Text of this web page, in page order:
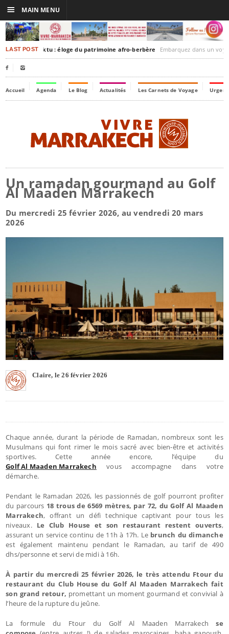
LAST POSTTimbuktu : éloge du patrimoine afro-berbère Embarquez dans un voyage culturel dans le
 
Accueil Agenda Le Blog Actualités Les Carnets de Voyage
Un ramadan gourmand au Golf
Al Maaden Marrakech
Du mercredi 25 février 2026, au vendredi 20 mars
2026
Claire, le 26 février 2026
Chaque année, durant la période de Ramadan, nombreux sont les
Musulmans qui font rimer le mois sacré avec bien-être et activités
sportives. Cette année encore, l’équipe du
Golf Al Maaden Marrakech vous accompagne dans votre
démarche.
Pendant le Ramadan 2026, les passionnés de golf pourront profiter
du parcours 18 trous de 6569 mètres, par 72, du Golf Al Maaden
Marrakech, offrant un défi technique captivant pour tous les
niveaux. Le Club House et son restaurant restent ouverts,
assurant un service continu de 11h à 17h. Le brunch du dimanche
est également maintenu pendant le Ramadan, au tarif de 490
dhs/personne et servi de midi à 16h.
À partir du mercredi 25 février 2026, le très attendu Ftour du
restaurant du Club House du Golf Al Maaden Marrakech fait
son grand retour, promettant un moment gourmand et convivial à
l’heure de la rupture du jeûne.
La formule du Ftour du Golf Al Maaden Marrakech
se
☰ MAIN MENU